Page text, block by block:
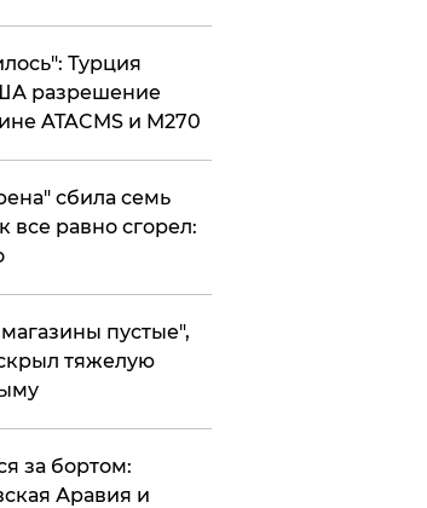
Турция
разрешение
ATACMS и M270
сбила семь
все равно сгорел:
пустые",
тяжелую
за бортом:
Аравия и